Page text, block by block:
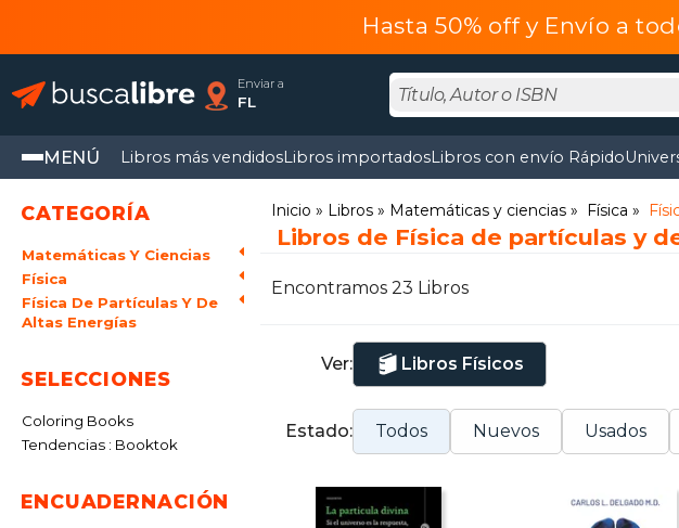
Hasta 50% off y Envío a
Enviar a
FL
MENÚ Libros más vendidosLibros importadosLibros con envío Rápido
CATEGORÍA
Matemáticas Y Ciencias
Física
Física De Partículas Y De
Altas Energías
SELECCIONES
Coloring Books
Tendencias : Booktok
ENCUADERNACIÓN
Inicio Libros Matemáticas y ciencias Física
Libros de Física de partículas y
Encontramos 23 Libros
Ver: Libros Físicos
Estado: Todos Nuevos Usados